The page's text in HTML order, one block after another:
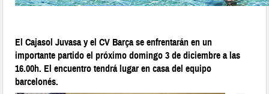
El Cajasol Juvasa y el CV Barça se enfrentarán en un
importante partido el próximo domingo 3 de diciembre a las
16.00h. El encuentro tendrá lugar en casa del equipo
barcelonés.